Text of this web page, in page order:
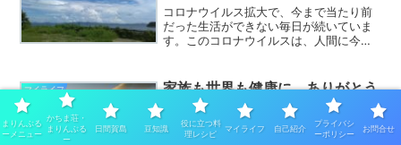
コロナウイルス拡大で、今まで当たり前
だった生活ができない毎日が続いていま
す。このコロナウイルスは、人間に今ま
ら、大切なものは何だったのか、ゆっく
り考えてみましょう。違う観...
マイライフ
家族も世界も健康に ありがとう
の奇跡 神様が味方につく 小林
正観
まりんぶる
ーメニュー
かちま荘・
まりんぶる
ー
日間賀島 豆知識
役に立つ料
理レシピ
マイライフ 自己紹介
プライバシ
ーポリシー
お問合せ